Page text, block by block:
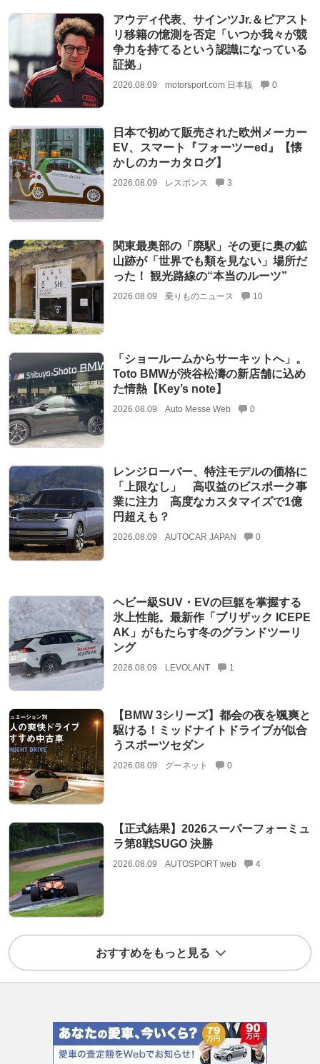
アウディ代表、サインツJr.＆ピアスト
リ移籍の憶測を否定「いつか我々が競
争力を持てるという認識になっている
証拠」
2026.08.09 motorsport.com 日本版 0
日本で初めて販売された欧州メーカー
EV、スマート『フォーツーed』【懐
かしのカーカタログ】
2026.08.09 レスポンス 3
関東最奥部の「廃駅」その更に奥の鉱
山跡が「世界でも類を見ない」場所だ
った！ 観光路線の“本当のルーツ”
2026.08.09 乗りものニュース 10
「ショールームからサーキットへ」。
Toto BMWが渋谷松濤の新店舗に込め
た情熱【Key’s note】
2026.08.09 Auto Messe Web 0
レンジローバー、特注モデルの価格に
「上限なし」 高収益のビスポーク事
業に注力 高度なカスタマイズで1億
円超えも？
2026.08.09 AUTOCAR JAPAN 0
ヘビー級SUV・EVの巨躯を掌握する
氷上性能。最新作「ブリザック ICEPE
AK」がもたらす冬のグランドツーリ
ング
2026.08.09 LEVOLANT 1
【BMW 3シリーズ】都会の夜を颯爽と
駆ける！ミッドナイトドライブが似合
うスポーツセダン
2026.08.09 グーネット 0
【正式結果】2026スーパーフォーミュ
ラ第8戦SUGO 決勝
2026.08.09 AUTOSPORT web 4
おすすめをもっと見る